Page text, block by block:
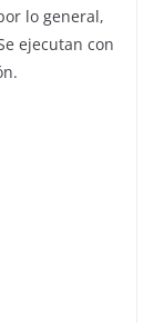
lo general,
ejecutan con